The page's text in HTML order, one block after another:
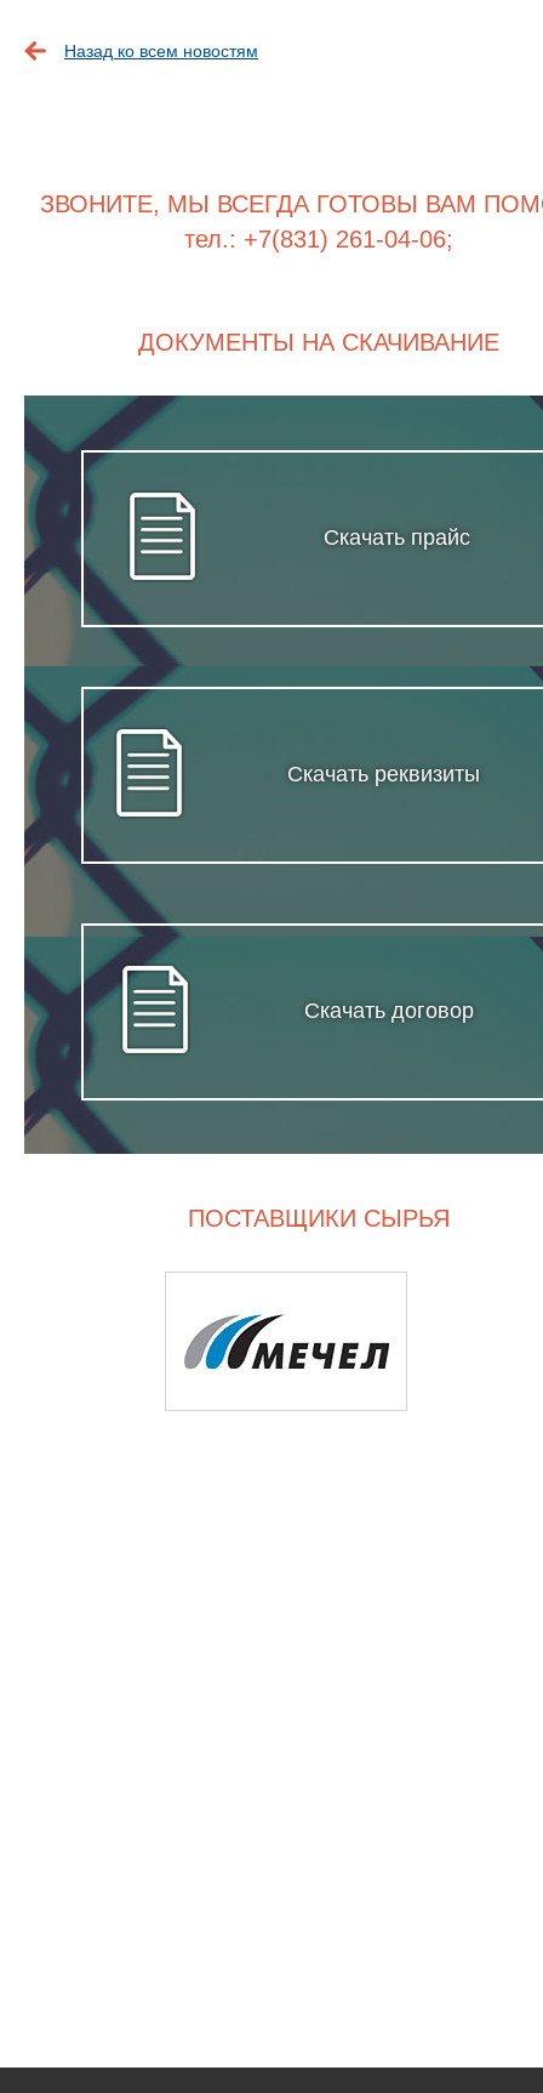
Назад ко всем новостям
ЗВОНИТЕ, МЫ ВСЕГДА ГОТОВЫ ВАМ
тел.: +7(831) 261-04-06;
ДОКУМЕНТЫ НА СКАЧИВАНИЕ
Скачать прайс
Скачать реквизиты
Скачать договор
ПОСТАВЩИКИ СЫРЬЯ